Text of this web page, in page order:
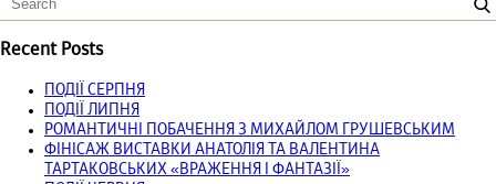
Recent Posts
ПОДІЇ СЕРПНЯ
ПОДІЇ ЛИПНЯ
РОМАНТИЧНІ ПОБАЧЕННЯ З МИХАЙЛОМ ГРУШЕВСЬКИМ
ФІНІСАЖ ВИСТАВКИ АНАТОЛІЯ ТА ВАЛЕНТИНА
ТАРТАКОВСЬКИХ «ВРАЖЕННЯ І ФАНТАЗІЇ»